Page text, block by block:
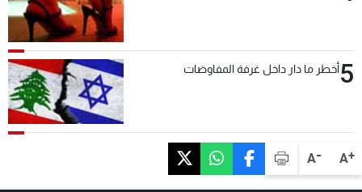
A+
A-
5أخطر ما دار داخل غرفة المفاوضات